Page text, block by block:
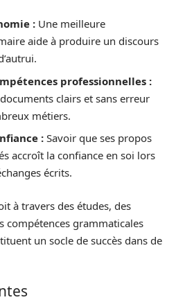
: Une meilleure
aide à produire un discours
professionnelles :
clairs et sans erreur
métiers.
:Savoir que ses propos
accroît la confiance en soi lors
écrits.
à travers des études, des
compétences grammaticales
un socle de succès dans de